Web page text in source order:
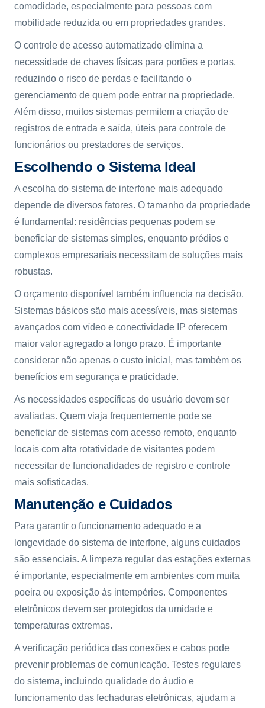
comodidade, especialmente para pessoas com
mobilidade reduzida ou em propriedades grandes.
O controle de acesso automatizado elimina a
necessidade de chaves físicas para portões e portas,
reduzindo o risco de perdas e facilitando o
gerenciamento de quem pode entrar na propriedade.
Além disso, muitos sistemas permitem a criação de
registros de entrada e saída, úteis para controle de
funcionários ou prestadores de serviços.
Escolhendo o Sistema Ideal
A escolha do sistema de interfone mais adequado
depende de diversos fatores. O tamanho da propriedade
é fundamental: residências pequenas podem se
beneficiar de sistemas simples, enquanto prédios e
complexos empresariais necessitam de soluções mais
robustas.
O orçamento disponível também influencia na decisão.
Sistemas básicos são mais acessíveis, mas sistemas
avançados com vídeo e conectividade IP oferecem
maior valor agregado a longo prazo. É importante
considerar não apenas o custo inicial, mas também os
benefícios em segurança e praticidade.
As necessidades específicas do usuário devem ser
avaliadas. Quem viaja frequentemente pode se
beneficiar de sistemas com acesso remoto, enquanto
locais com alta rotatividade de visitantes podem
necessitar de funcionalidades de registro e controle
mais sofisticadas.
Manutenção e Cuidados
Para garantir o funcionamento adequado e a
longevidade do sistema de interfone, alguns cuidados
são essenciais. A limpeza regular das estações externas
é importante, especialmente em ambientes com muita
poeira ou exposição às intempéries. Componentes
eletrônicos devem ser protegidos da umidade e
temperaturas extremas.
A verificação periódica das conexões e cabos pode
prevenir problemas de comunicação. Testes regulares
do sistema, incluindo qualidade do áudio e
funcionamento das fechaduras eletrônicas, ajudam a